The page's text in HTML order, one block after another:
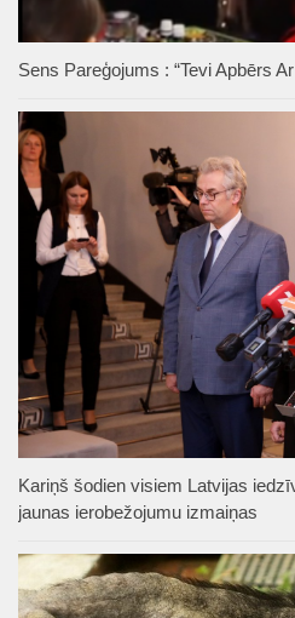
Sens Pareģojums : “Tevi Apbērs
Kariņš šodien visiem Latvijas
jaunas ierobežojumu izmaiņas